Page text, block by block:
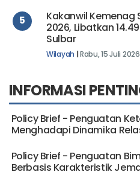
5
Kakanwil Kemenag
2026, Libatkan
Sulbar
Wilayah |Rabu, 15 Juli 2026
INFORMASI
Policy Brief - Penguatan
Menghadapi Dinamika
Policy Brief - Penguatan
Berbasis Karakteristik